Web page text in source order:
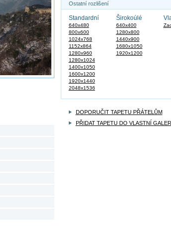
Ostatní rozlišení
Standardní
640x480
800x600
1024x768
1152x864
1280x960
1280x1024
1400x1050
1600x1200
1920x1440
2048x1536
Širokoúlé
640x400
1280x800
1440x900
1680x1050
1920x1200
DOPORUČIT TAPETU PŘÁTELŮM
PŘIDAT TAPETU DO VLASTNÍ